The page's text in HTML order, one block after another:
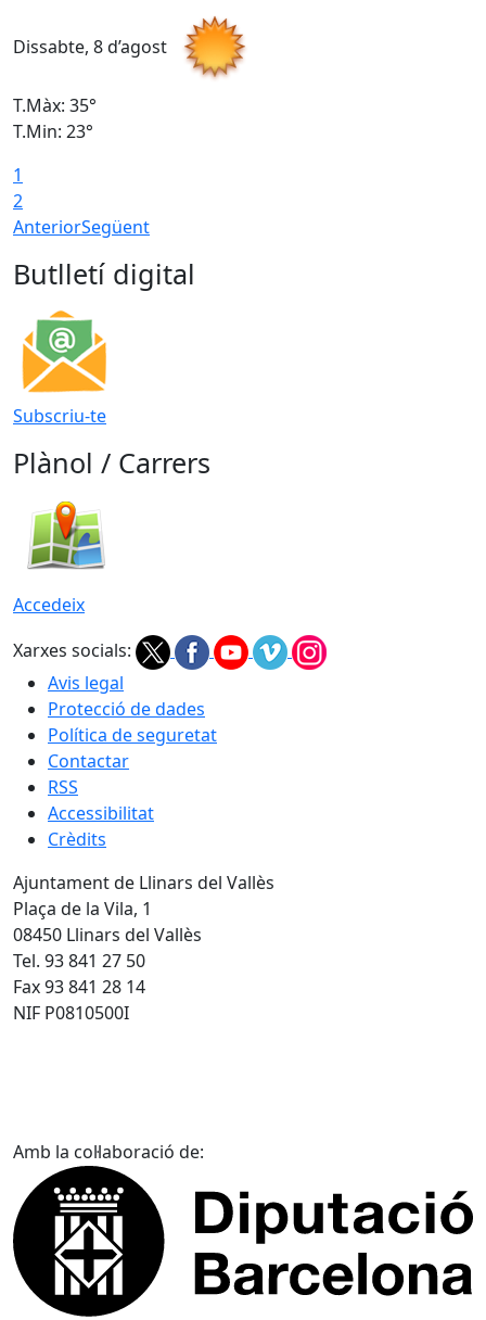
Dissabte, 8 d’agost
T.Màx: 35°
T.Min: 23°
1
2
AnteriorSegüent
Butlletí digital
Subscriu-te
Plànol / Carrers
Accedeix
Xarxes socials:
Avis legal
Protecció de dades
Política de seguretat
Contactar
RSS
Accessibilitat
Crèdits
Ajuntament de Llinars del Vallès
Plaça de la Vila, 1
08450 Llinars del Vallès
Tel. 93 841 27 50
Fax 93 841 28 14
NIF P0810500I
Amb la col·laboració de: